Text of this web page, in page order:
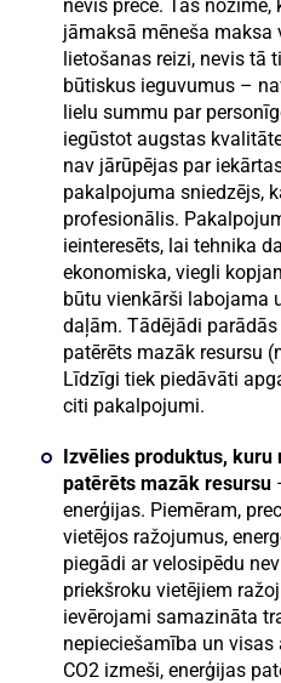
nevis prece. Tas
jāmaksā mēneša maksa
lietošanas reizi, nevis tā
būtiskus ieguvumus –
lielu summu par
iegūstot augstas
nav jārūpējas par
pakalpojuma sniedzējs,
profesionālis.
ieinteresēts, lai tehnika
ekonomiska, viegli
būtu vienkārši labojama
daļām. Tādējādi
patērēts mazāk resursu
Līdzīgi tiek piedāvāti
citi pakalpojumi.
Izvēlies produktus,
patērēts mazāk resursu
enerģijas. Piemēram,
vietējos ražojumus,
piegādi ar velosipēdu
priekšroku vietējiem
ievērojami samazināta
nepieciešamība un visas
CO2 izmeši, enerģijas